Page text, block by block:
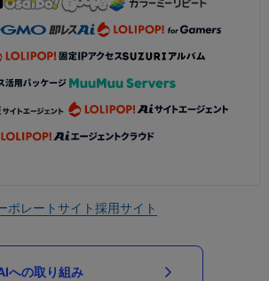
ポレートサイト採用サイト
への取り組み